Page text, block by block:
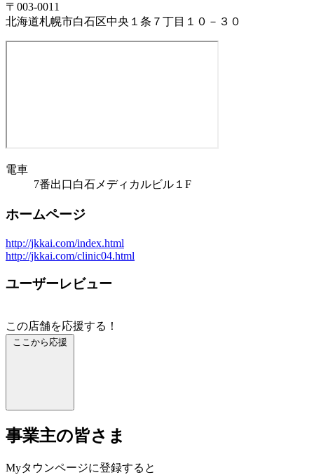
〒003-0011
北海道札幌市白石区中央１条７丁目１０－３０
電車
7番出口白石メディカルビル１F
ホームページ
http://jkkai.com/index.html
http://jkkai.com/clinic04.html
ユーザーレビュー
この店舗を応援する！
ここから応援
事業主の皆さま
Myタウンページに登録すると